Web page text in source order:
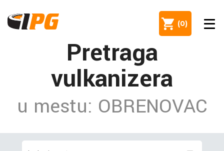
(0)
Pretraga
vulkanizera
u mestu: OBRENOVAC